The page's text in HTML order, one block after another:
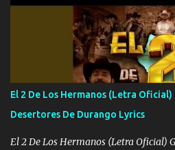
algunas que no lo entiendan Porque
Soy yo la octava maravilla, no lo
cien Y por más que quieran no me
más brilla, lo ves Pa' mi la vida es tan
tu vida, y está bien Porque lo que
escribiendo y la otra me va a llamar
la invite a cenar Otras más me están
bailar Pero es que tengo un par de
mueven solo por el interés P...
El 2 De Los Hermanos (Letra Oficial)
Desertores De Durango Lyrics
El 2 De Los Hermanos (Letra Oficial)